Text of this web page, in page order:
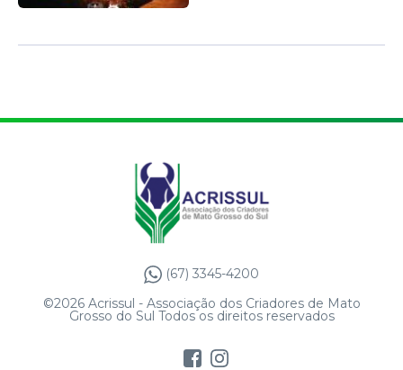
(67) 3345-4200
©2026 Acrissul - Associação dos Criadores de Mato
Grosso do Sul Todos os direitos reservados